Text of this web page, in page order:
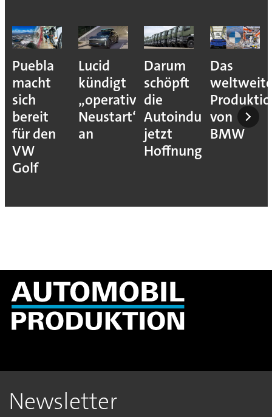
Puebla
macht
sich
bereit
für den
VW
Golf
Lucid
kündigt
„operativen
Neustart“
an
Darum
schöpft
die
Autoindustrie
jetzt
Hoffnung
Das
von
BMW
Newsletter